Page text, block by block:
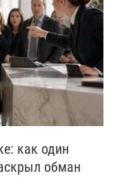
как один
обман